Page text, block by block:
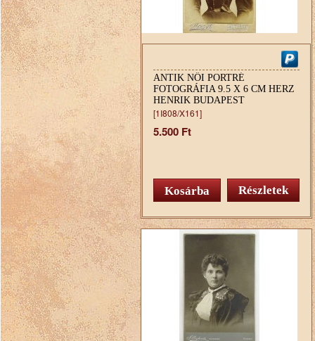
ANTIK NŐI PORTRÉ
FOTOGRÁFIA 9.5 X 6 CM HERZ
HENRIK BUDAPEST
[1I808/X161]
5.500 Ft
Részletek